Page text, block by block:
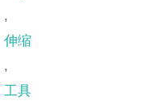
,
伸缩
,
工具